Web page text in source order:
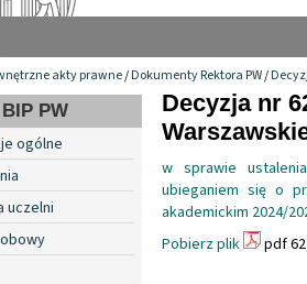
akty prawne/Dokumenty Rektora PW/
BIP PW
ogólne
uczelni
Decyzja nr
w sprawie
ubieganiem się o
akademickim 2024/
Pobierz plik
pdf